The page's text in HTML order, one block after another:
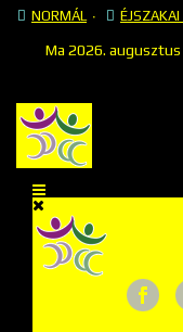
NORMÁL
Ma 2026. augusztus